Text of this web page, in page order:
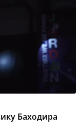
Баходира